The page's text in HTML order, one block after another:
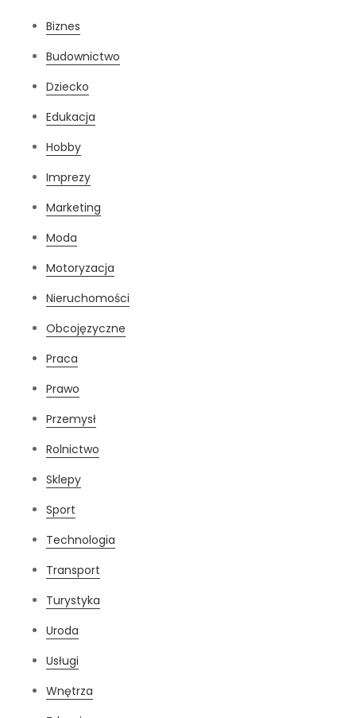
Biznes
Budownictwo
Dziecko
Edukacja
Hobby
Imprezy
Marketing
Moda
Motoryzacja
Nieruchomości
Obcojęzyczne
Praca
Prawo
Przemysł
Rolnictwo
Sklepy
Sport
Technologia
Transport
Turystyka
Uroda
Usługi
Wnętrza